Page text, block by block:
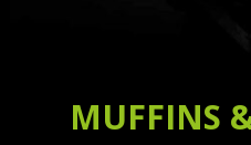
MUFFINS